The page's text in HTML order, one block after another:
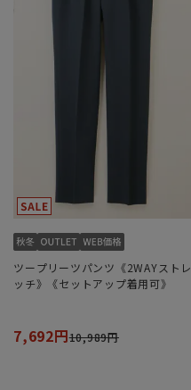
ツープリーツパンツ《2WAYストレ
ッチ》《セットアップ着用可》
7,692円10,989円